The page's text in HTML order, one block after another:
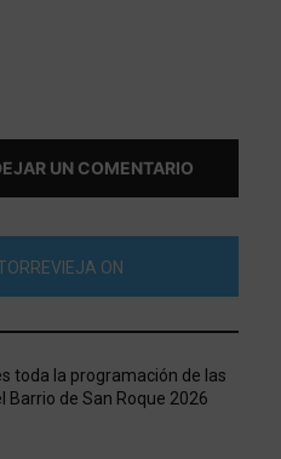
UN COMENTARIO
ON
toda la programación de las
Barrio de San Roque 2026